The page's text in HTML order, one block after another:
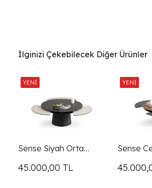
İlginizi Çekebilecek Diğer Ürünler
Sense Siyah Orta
45.000,00 TL
Sense